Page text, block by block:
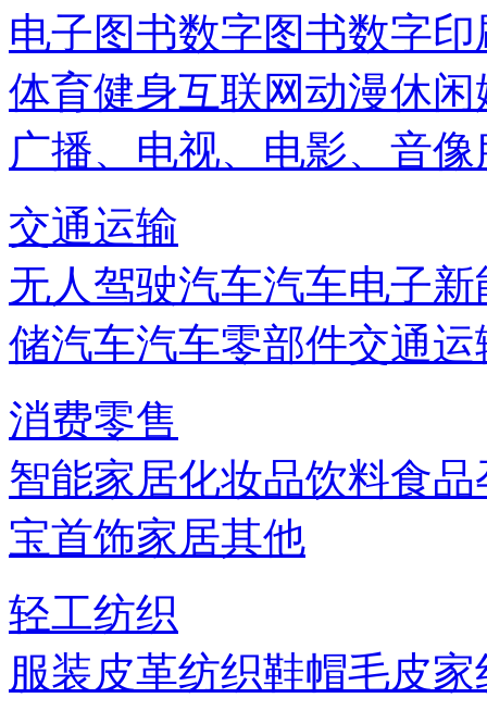
电子图书数字图书数字印
体育健身互联网动漫休闲
广播、电视、电影、音像
交通运输
无人驾驶汽车汽车电子新
储汽车汽车零部件交通
消费零售
智能家居化妆品饮料食品
宝首饰家居其他
轻工纺织
服装皮革纺织鞋帽毛皮家